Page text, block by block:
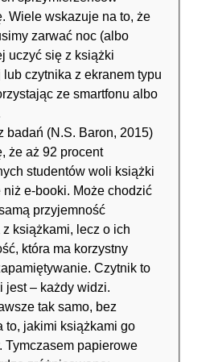
Wiele wskazuje na to, że
zarwać noc (albo
uczyć się z książki
czytnika z ekranem typu
ze smartfonu albo
badań (N.S. Baron, 2015)
że aż 92 procent
studentów woli książki
niż e-booki. Może chodzić
przyjemność
książkami, lecz o ich
która ma korzystny
Czytnik to
jest – każdy widzi.
tak samo, bez
to, jakimi książkami go
Tymczasem papierowe